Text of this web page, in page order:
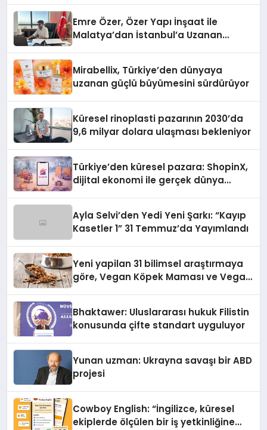
Emre Özer, Özer Yapı İnşaat ile
Malatya’dan İstanbul’a Uzanan
Mirabellix, Türkiye’den dünyaya
uzanan güçlü büyümesini sürdürüyor
Küresel rinoplasti pazarının 2030’da
9,6 milyar dolara ulaşması bekleniyor
Türkiye’den küresel pazara: ShopinX,
dijital ekonomi ile gerçek dünya
Ayla Selvi’den Yedi Yeni Şarkı: “Kayıp
Kasetler 1” 31 Temmuz’da Yayımlandı
Yeni yapilan 31 bilimsel araştırmaya
göre, Vegan Köpek Maması ve Vegan
Bhaktawer: Uluslararası hukuk Filistin
konusunda çifte standart uyguluyor
Yunan uzman: Ukrayna savaşı bir ABD
projesi
Cowboy English: “İngilizce, küresel
ekiplerde ölçülen bir iş yetkinliğine